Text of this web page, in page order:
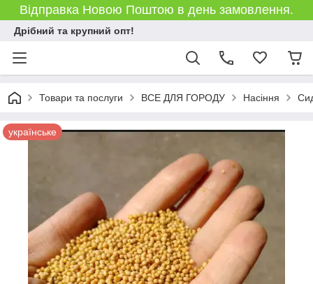
Відправка Новою Поштою в день замовлення.
Дрібний та крупний опт!
Товари та послуги ВСЕ ДЛЯ ГОРОДУ Насіння
українське